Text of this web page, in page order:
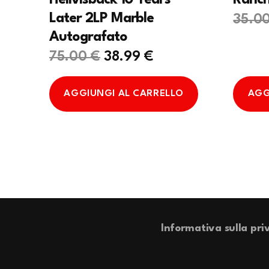
Later 2LP Marble
Autografato
75.00€ Il
era:
75.00 €.
38.99 €Il
attuale
è:
38.99 €.
AGGIUNGI AL CARRELLO
Informativa sulla